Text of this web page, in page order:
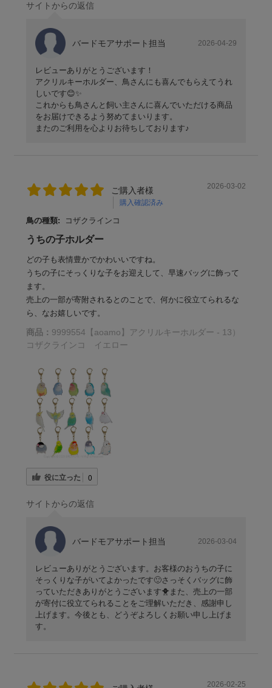
サイトからの返信
バードモアサポート担当 2026-04-29
レビューありがとうございます！
アクリルキーホルダー、鳥さんにも喜んでもらえてうれ
しいです😊✨
これからも鳥さんと飼い主さんに喜んでいただける商品
をお届けできるよう努めてまいります。
またのご利用を心よりお待ちしております♪
ご購入者様
購入確認済み
2026-03-02
鳥の種類: コザクラインコ
うちの子ホルダー
どの子も表情豊かでかわいいですね。
うちの子にそっくりな子をお迎えして、早速バッグに飾って
ます。
売上の一部が寄附されるとのことで、何かに役立てられるな
ら、なお嬉しいです。
商品： 9999554【aoamo】アクリルキーホルダー - 13）
コザクラインコ イエロー
役に立った 0
サイトからの返信
バードモアサポート担当 2026-03-04
レビューありがとうございます。お客様のおうちの子に
そっくりな子がいてよかったです🙂さっそくバッグに飾
っていただきありがとうございます🐥また、売上の一部
が寄付に役立てられることをご理解いただき、感謝申し
上げます。今後とも、どうぞよろしくお願い申し上げま
す。
2026-02-25